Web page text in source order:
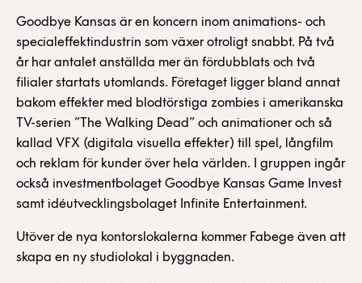
Goodbye Kansas är en koncern inom animations- och
specialeffektindustrin som växer otroligt snabbt. På två
år har antalet anställda mer än fördubblats och två
filialer startats utomlands. Företaget ligger bland annat
bakom effekter med blodtörstiga zombies i amerikanska
TV-serien ”The Walking Dead” och animationer och så
kallad VFX (digitala visuella effekter) till spel, långfilm
och reklam för kunder över hela världen. I gruppen ingår
också investmentbolaget Goodbye Kansas Game Invest
samt idéutvecklingsbolaget Infinite Entertainment.
Utöver de nya kontorslokalerna kommer Fabege även att
skapa en ny studiolokal i byggnaden.